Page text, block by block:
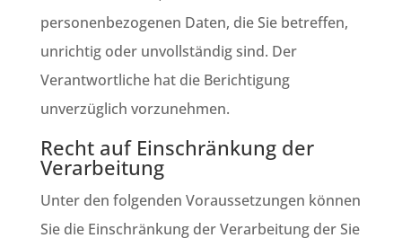
personenbezogenen Daten, die Sie betreffen,
unrichtig oder unvollständig sind. Der
Verantwortliche hat die Berichtigung
unverzüglich vorzunehmen.
Recht auf Einschränkung der
Verarbeitung
Unter den folgenden Voraussetzungen können
Sie die Einschränkung der Verarbeitung der Sie